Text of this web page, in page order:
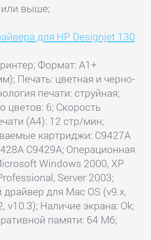
или выше;
для HP Designjet 130
Формат: A1+
Печать: цветная и черно-
печати: струйная;
цветов: 6; Скорость
(А4): 12 стр/мин;
картриджи: C9427A
C9429A; Операционная
Windows 2000, XP
Server 2003;
для Mac OS (v9.x,
v10.3); Наличие экрана: Ok;
памяти: 64 Мб;